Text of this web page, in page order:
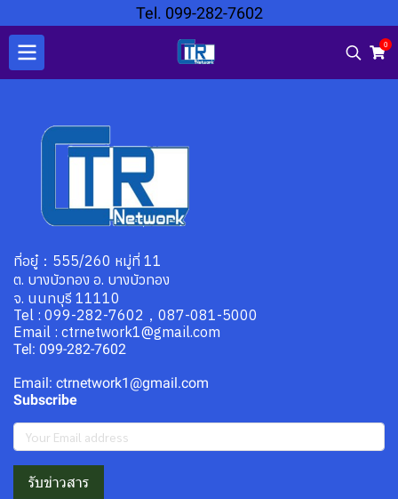
Tel. 099-282-7602
0
ที่อยู๋：555/260 หมู่ที่ 11
ต. บางบัวทอง อ. บางบัวทอง
จ. นนทบุรี 11110
Tel : 099-282-7602，087-081-5000
Email : ctrnetwork1@gmail.com
Tel: 099-282-7602
Email: ctrnetwork1@gmail.com
Subscribe
รับข่าวสาร